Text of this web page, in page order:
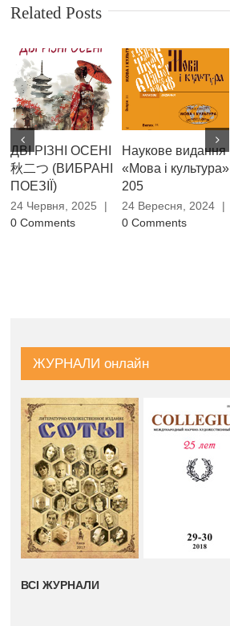
Related Posts
ДВІ РІЗНІ ОСЕНІ
秋二つ (ВИБРАНІ
ПОЕЗІЇ)
24 Червня, 2025
|
0 Comments
Наукове видання
«Мова і культура»
205
24 Вересня, 2024
|
0 Comments
ЖУРНАЛИ онлайн
ВСІ ЖУРНАЛИ